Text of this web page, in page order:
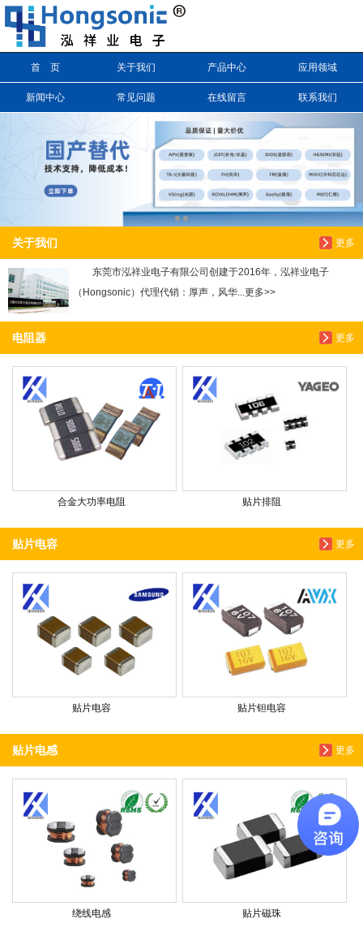
首 页 关于我们 产品中心 应用领域
新闻中心 常见问题 在线留言 联系我们
更多
关于我们
东莞市泓祥业电子有限公司创建于2016年，泓祥业电子
（Hongsonic）代理代销：厚声，风华...更多>>
更多
电阻器
合金大功率电阻 贴片排阻
更多
贴片电容
贴片电容 贴片钽电容
更多
贴片电感
绕线电感 贴片磁珠
信息搜索
搜索